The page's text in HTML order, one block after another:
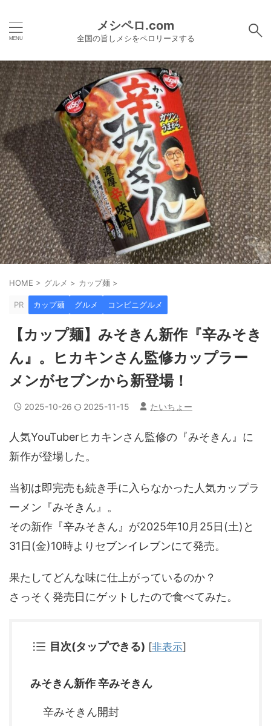
メシペロ.com
全国の旨しメシをペロリーヌする
HOME > グルメ > カップ麺 >
PR カップ麺 グルメ コンビニグルメ
【カップ麺】みそきん新作『辛みそき
ん』。ヒカキンさん監修カップラー
メンがセブンから新登場！
2025-10-26 2025-11-15 たいちょー
人気YouTuberヒカキンさん監修の『みそきん』に
新作が登場した。
当初は即完売も続き手に入らなかった人気カップラ
ーメン『みそきん』。
その新作『辛みそきん』が2025年10月25日(土)と
31日(金)10時よりセブンイレブンにて発売。
果たしてどんな味に仕上がっているのか？
さっそく発売日にゲットしたので食べてみた。
目次(タップできる) [非表示]
みそきん新作 辛みそきん
辛みそきん開封